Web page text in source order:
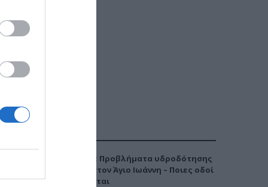
Καλαμαριά: Προβλήματα υδροδότησης
την Τρίτη στον Άγιο Ιωάννη – Ποιες οδοί
επηρεάζονται